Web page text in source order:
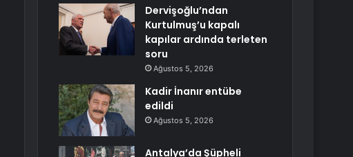
Dervişoğlu’ndan
Kurtulmuş’u kapalı
kapılar ardında terleten
soru
Ağustos 5, 2026
Kadir İnanır entübe
edildi
Ağustos 5, 2026
Antalya’da Şüpheli